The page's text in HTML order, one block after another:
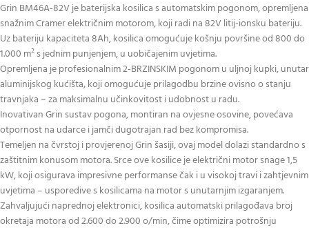
Grin BM46A-82V je baterijska kosilica s automatskim pogonom, opremljena
snažnim Cramer električnim motorom, koji radi na 82V litij-ionsku bateriju.
Uz bateriju kapaciteta 8Ah, kosilica omogućuje košnju površine od 800 do
1.000 m² s jednim punjenjem, u uobičajenim uvjetima.
Opremljena je profesionalnim 2-BRZINSKIM pogonom u uljnoj kupki, unutar
aluminijskog kućišta, koji omogućuje prilagodbu brzine ovisno o stanju
travnjaka – za maksimalnu učinkovitost i udobnost u radu.
Inovativan Grin sustav pogona, montiran na ovjesne osovine, povećava
otpornost na udarce i jamči dugotrajan rad bez kompromisa.
Temeljen na čvrstoj i provjerenoj Grin šasiji, ovaj model dolazi standardno s
zaštitnim konusom motora. Srce ove kosilice je električni motor snage 1,5
kW, koji osigurava impresivne performanse čak i u visokoj travi i zahtjevnim
uvjetima – usporedive s kosilicama na motor s unutarnjim izgaranjem.
Zahvaljujući naprednoj elektronici, kosilica automatski prilagođava broj
okretaja motora od 2.600 do 2.900 o/min, čime optimizira potrošnju